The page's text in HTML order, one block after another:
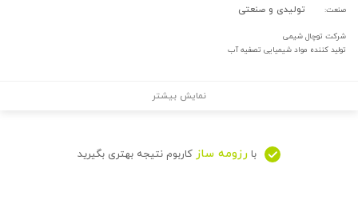
صنعت: تولیدی و صنعتی
شرکت توچال شیمی
تولید کننده مواد شیمیایی تصفیه آب
نمایش بیشتر
با رزومه ساز کاربوم نتیجه بهتری بگیرید